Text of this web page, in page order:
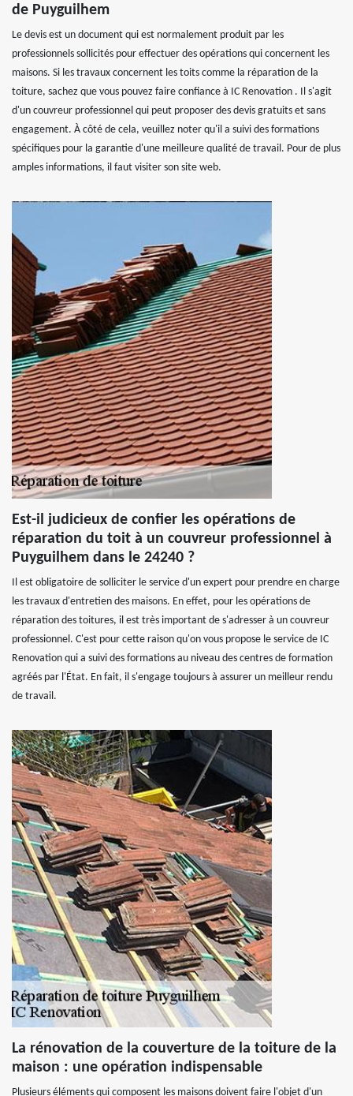
de Puyguilhem
Le devis est un document qui est normalement produit par les
professionnels sollicités pour effectuer des opérations qui concernent les
maisons. Si les travaux concernent les toits comme la réparation de la
toiture, sachez que vous pouvez faire confiance à IC Renovation . Il s'agit
d'un couvreur professionnel qui peut proposer des devis gratuits et sans
engagement. À côté de cela, veuillez noter qu'il a suivi des formations
spécifiques pour la garantie d'une meilleure qualité de travail. Pour de plus
amples informations, il faut visiter son site web.
Est-il judicieux de confier les opérations de
réparation du toit à un couvreur professionnel à
Puyguilhem dans le 24240 ?
Il est obligatoire de solliciter le service d'un expert pour prendre en charge
les travaux d'entretien des maisons. En effet, pour les opérations de
réparation des toitures, il est très important de s'adresser à un couvreur
professionnel. C'est pour cette raison qu'on vous propose le service de IC
Renovation qui a suivi des formations au niveau des centres de formation
agréés par l'État. En fait, il s'engage toujours à assurer un meilleur rendu
de travail.
La rénovation de la couverture de la toiture de la
maison : une opération indispensable
Plusieurs éléments qui composent les maisons doivent faire l'objet d'un